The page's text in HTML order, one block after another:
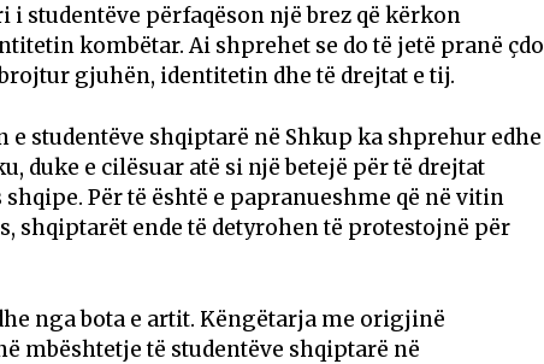
i studentëve përfaqëson një brez që kërkon
kombëtar. Ai shprehet se do të jetë pranë çdo
gjuhën, identitetin dhe të drejtat e tij.
studentëve shqiptarë në Shkup ka shprehur edhe
duke e cilësuar atë si një betejë për të drejtat
Për të është e papranueshme që në vitin
shqiptarët ende të detyrohen të protestojnë për
nga bota e artit. Këngëtarja me origjinë
mbështetje të studentëve shqiptarë në